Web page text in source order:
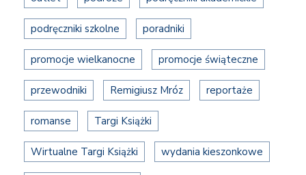
podręczniki szkolne poradniki
promocje wielkanocne promocje świąteczne
przewodniki Remigiusz Mróz reportaże
romanse Targi Książki
Wirtualne Targi Książki wydania kieszonkowe